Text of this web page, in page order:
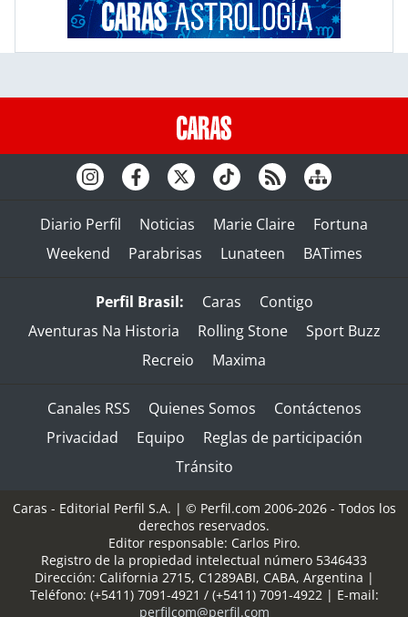
Diario Perfil Noticias Marie Claire
Fortuna
Weekend
Parabrisas Lunateen BATimes
Perfil Brasil: Caras
Contigo
Aventuras Na Historia
Rolling Stone
Sport Buzz
Recreio
Maxima
Canales RSS Quienes Somos
Contáctenos
Privacidad
Equipo
Reglas de participación
Tránsito
Caras - Editorial Perfil S.A. | © Perfil.com 2006-2026 - Todos los
derechos reservados.
Editor responsable: Carlos Piro.
Registro de la propiedad intelectual número 5346433
Dirección: California 2715, C1289ABI, CABA, Argentina |
Teléfono: (+5411) 7091-4921 / (+5411) 7091-4922| E-mail:
perfilcom@perfil.com